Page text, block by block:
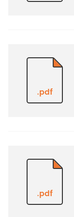
.pdf
.pdf